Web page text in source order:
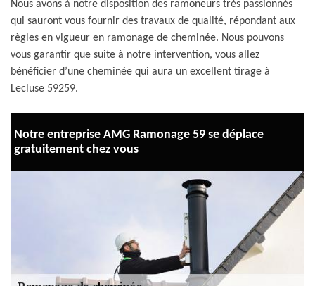
Nous avons à notre disposition des ramoneurs très passionnés
qui sauront vous fournir des travaux de qualité, répondant aux
règles en vigueur en ramonage de cheminée. Nous pouvons
vous garantir que suite à notre intervention, vous allez
bénéficier d’une cheminée qui aura un excellent tirage à
Lecluse 59259.
Notre entreprise AMG Ramonage 59 se déplace
gratuitement chez vous